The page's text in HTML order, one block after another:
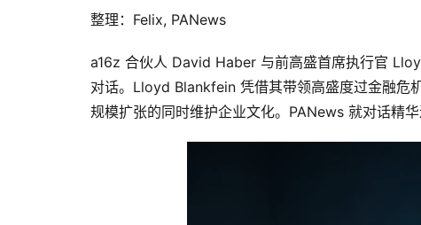
整理：Felix, PANews
a16z 合伙人 David Haber 与前高盛首席执行官
对话。Lloyd Blankfein 凭借其带领高盛度过金融危
规模扩张的同时维护企业文化。PANews 就对话精华